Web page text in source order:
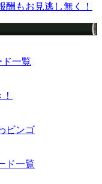
もお見逃し無く！
ド一覧
ビンゴ
ド一覧